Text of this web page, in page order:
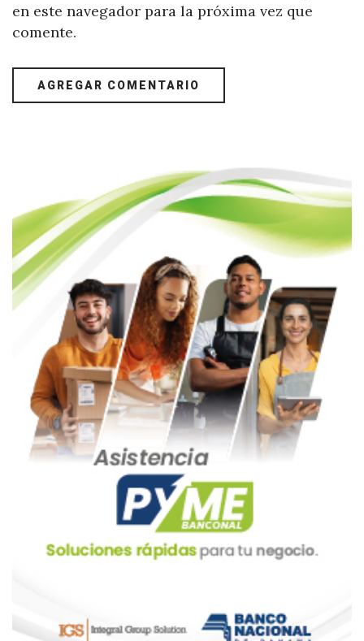
en este navegador para la próxima vez que
comente.